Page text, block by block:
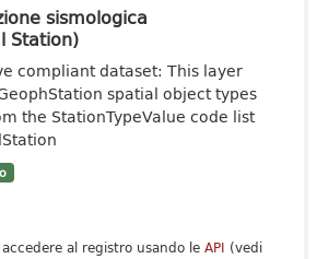
sismologica
Station)
compliant dataset: This layer
spatial object types
the StationTypeValue code list
al registro usando le API (vedi